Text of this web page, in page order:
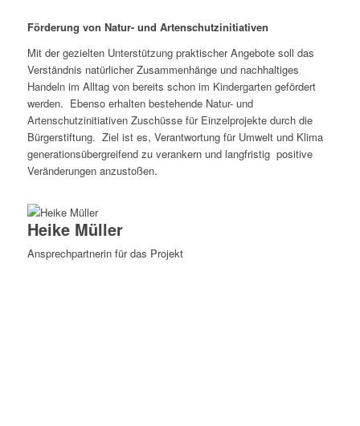
Förderung von Natur- und Artenschutzinitiativen
Mit der gezielten Unterstützung praktischer Angebote soll das
Verständnis natürlicher Zusammenhänge und nachhaltiges
Handeln im Alltag von bereits schon im Kindergarten gefördert
werden. Ebenso erhalten bestehende Natur- und
Artenschutzinitiativen Zuschüsse für Einzelprojekte durch die
Bürgerstiftung. Ziel ist es, Verantwortung für Umwelt und Klima
generationsübergreifend zu verankern und langfristig positive
Veränderungen anzustoßen.
Heike Müller
Ansprechpartnerin für das Projekt